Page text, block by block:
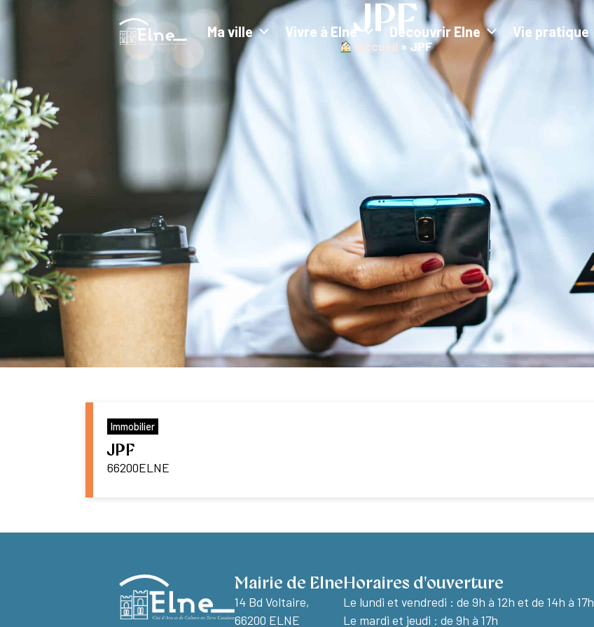
Ma ville Vivre à Elne Découvrir Elne Vie pratique
JPF
︎ Accueil » JPF
Immobilier
JPF
66200ELNE
Mairie de Elne
14 Bd Voltaire,
66200 ELNE
Horaires d'ouverture
Le lundi et vendredi : de 9h à 12h et de 14h à 17h
Le mardi et jeudi : de 9h à 17h